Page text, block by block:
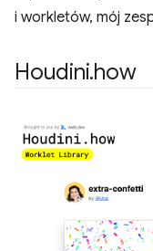
i workletów, mój
Houdini.how